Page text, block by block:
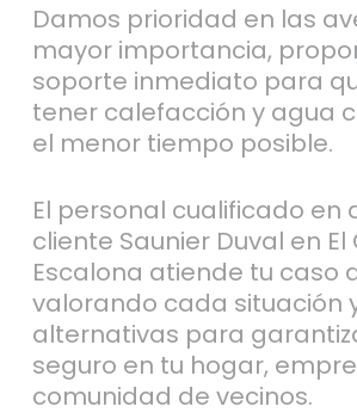
Damos prioridad en las
mayor importancia,
soporte inmediato para
tener calefacción y agua
el menor tiempo posible.
El personal cualificado en
cliente Saunier Duval en
Escalona atiende tu caso
valorando cada situación
alternativas para
seguro en tu hogar,
comunidad de vecinos.